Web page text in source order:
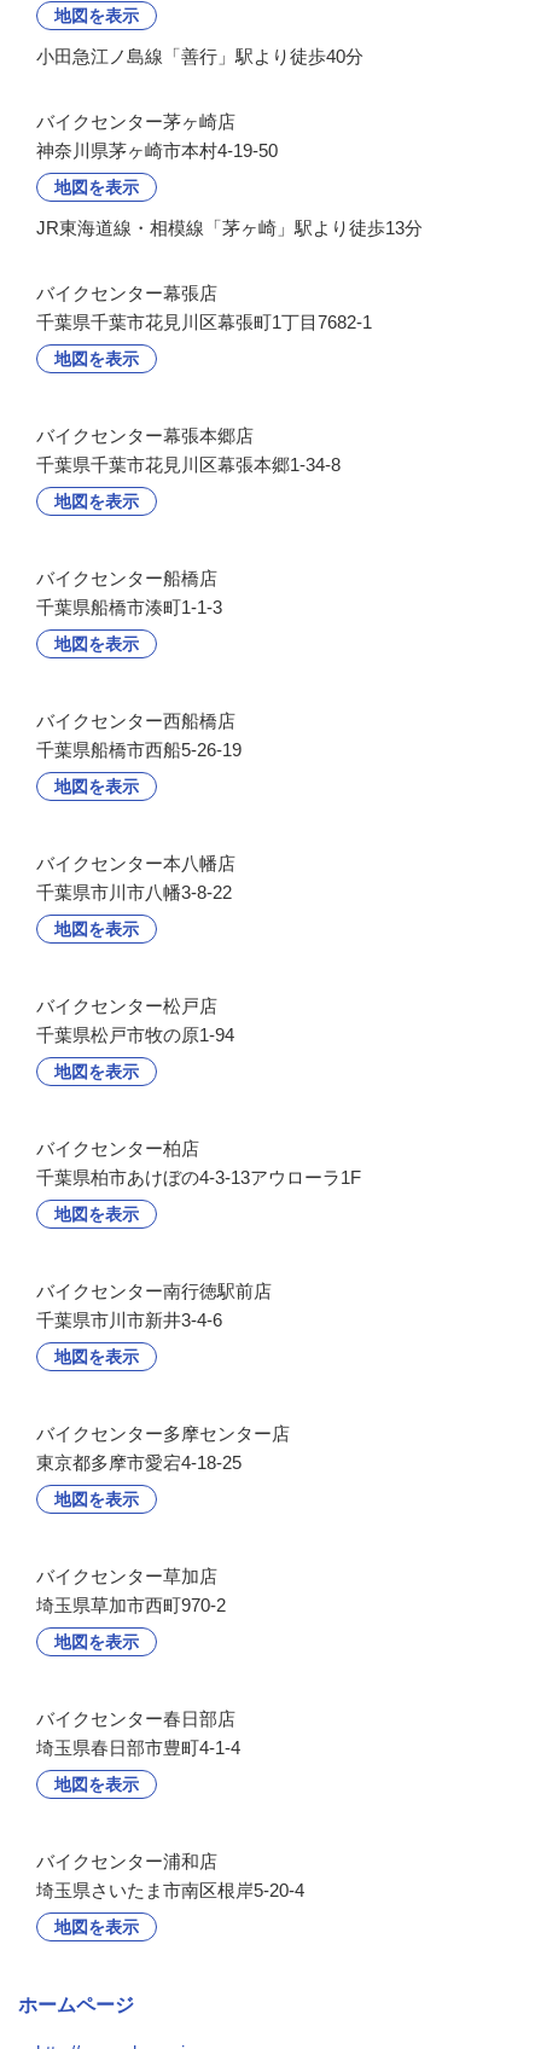
地図を表示
小田急江ノ島線「善行」駅より徒歩40分
バイクセンター茅ヶ崎店
神奈川県茅ヶ崎市本村4-19-50
地図を表示
JR東海道線・相模線「茅ヶ崎」駅より徒歩13分
バイクセンター幕張店
千葉県千葉市花見川区幕張町1丁目7682-1
地図を表示
バイクセンター幕張本郷店
千葉県千葉市花見川区幕張本郷1-34-8
地図を表示
バイクセンター船橋店
千葉県船橋市湊町1-1-3
地図を表示
バイクセンター西船橋店
千葉県船橋市西船5-26-19
地図を表示
バイクセンター本八幡店
千葉県市川市八幡3-8-22
地図を表示
バイクセンター松戸店
千葉県松戸市牧の原1-94
地図を表示
バイクセンター柏店
千葉県柏市あけぼの4-3-13アウローラ1F
地図を表示
バイクセンター南行徳駅前店
千葉県市川市新井3-4-6
地図を表示
バイクセンター多摩センター店
東京都多摩市愛宕4-18-25
地図を表示
バイクセンター草加店
埼玉県草加市西町970-2
地図を表示
バイクセンター春日部店
埼玉県春日部市豊町4-1-4
地図を表示
バイクセンター浦和店
埼玉県さいたま市南区根岸5-20-4
地図を表示
ホームページ